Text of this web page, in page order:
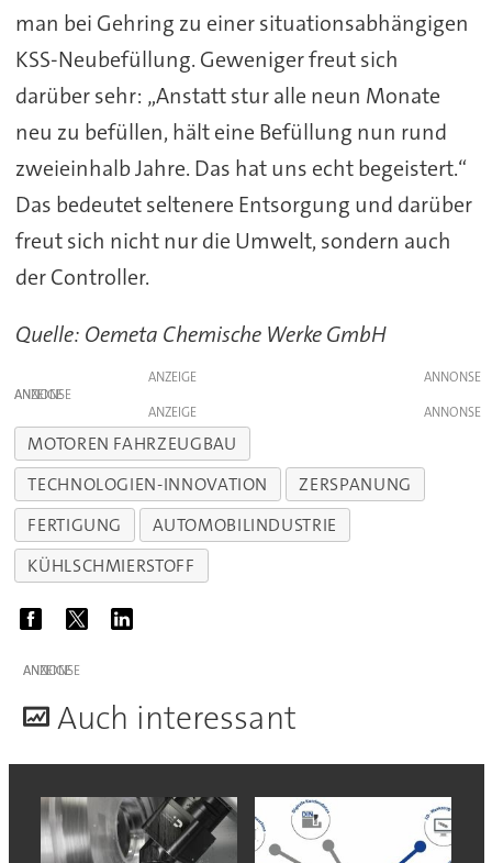
man bei Gehring zu einer situationsabhängigen
KSS-Neubefüllung. Geweniger freut sich
darüber sehr: „Anstatt stur alle neun Monate
neu zu befüllen, hält eine Befüllung nun rund
zweieinhalb Jahre. Das hat uns echt begeistert.“
Das bedeutet seltenere Entsorgung und darüber
freut sich nicht nur die Umwelt, sondern auch
der Controller.
Quelle: Oemeta Chemische Werke GmbH
ANZEIGE
ANZEIGE
ANZEIGE
MOTOREN FAHRZEUGBAU
TECHNOLOGIEN-INNOVATION
ZERSPANUNG
FERTIGUNG
AUTOMOBILINDUSTRIE
KÜHLSCHMIERSTOFF
ANZEIGE
Auch interessant